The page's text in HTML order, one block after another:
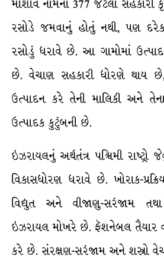
મોશાવ નામનાં 377 જેટલાં
રસોડે જમવાનું હોતું નથી, પણ
રસોડું ધરાવે છે. આ ગામોમાં
છે. વેચાણ સહકારી ધોરણે
ઉત્પાદન કરે તેની માલિકી અને
ઉત્પાદક કુટુંબની છે.
ઇઝરાયલનું અર્થતંત્ર પશ્ચિમી
વિકાસધોરણ ધરાવે છે. ખોરાક-
વિદ્યુત અને વીજાણુ-સરંજામ તથા
ઇઝરાયલ મોખરે છે. ફૅશનેબલ તૈયાર
કરે છે. સંરક્ષણ-સરંજામ અને શસ્ત્રો